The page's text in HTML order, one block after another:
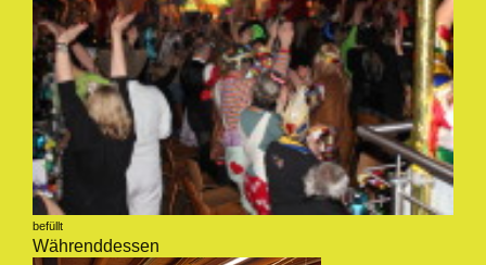
befüllt
Währenddessen